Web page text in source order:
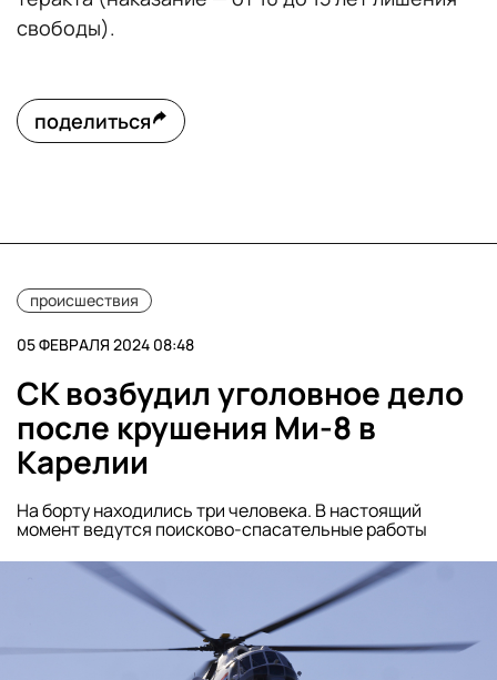
свободы).
поделиться
происшествия
05 ФЕВРАЛЯ 2024 08:48
СК возбудил уголовное дело
после крушения Ми-8 в
Карелии
На борту находились три человека. В настоящий
момент ведутся поисково-спасательные работы